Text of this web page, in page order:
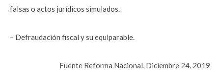
falsas o actos jurídicos simulados.
– Defraudación fiscal y su equiparable.
Fuente Reforma Nacional, Diciembre 24, 2019